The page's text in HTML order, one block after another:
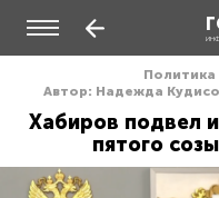
Политика
Автор: Надежда
Хабиров подвел
пятого